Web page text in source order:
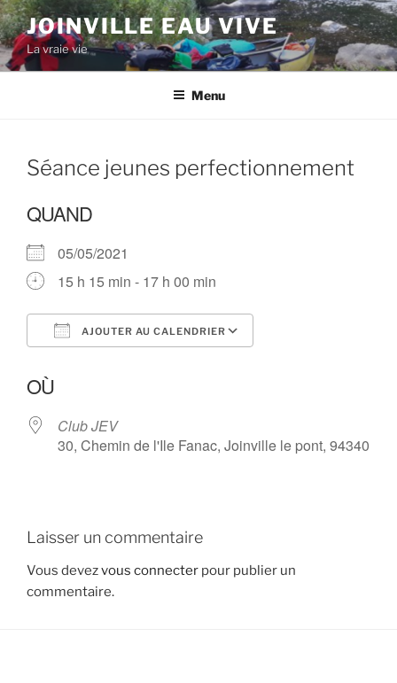
Aller
au
contenu
principal
JOINVILLE EAU VIVE
La vraie vie
Menu
Séance jeunes perfectionnement
QUAND
05/05/2021
15 h 15 min - 17 h 00 min
AJOUTER AU CALENDRIER
OÙ
Club JEV
30, Chemin de l'Ile Fanac, Joinville le pont, 94340
Laisser un commentaire
Vous devezvous connecter pour publier un
commentaire.